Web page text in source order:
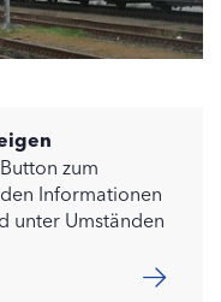
zum
Informationen
unter Umständen